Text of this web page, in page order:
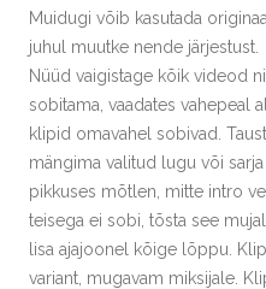
Muidugi võib kasutada
juhul muutke nende järjestust.
Nüüd vaigistage kõik videod
sobitama, vaadates vahepeal
klipid omavahel sobivad.
mängima valitud lugu või
pikkuses mõtlen, mitte intro
teisega ei sobi, tõsta see
lisa ajajoonel kõige lõppu.
variant, mugavam miksijale.